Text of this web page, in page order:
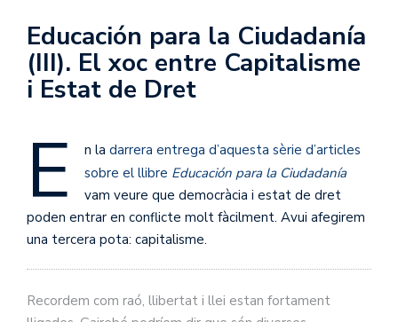
Educación para la Ciudadanía
(III). El xoc entre Capitalisme
i Estat de Dret
E n la darrera entrega d’aquesta sèrie d’articles
sobre el llibre Educación para la Ciudadanía
vam veure que democràcia i estat de dret
poden entrar en conflicte molt fàcilment. Avui afegirem
una tercera pota: capitalisme.
Recordem com raó, llibertat i llei estan fortament